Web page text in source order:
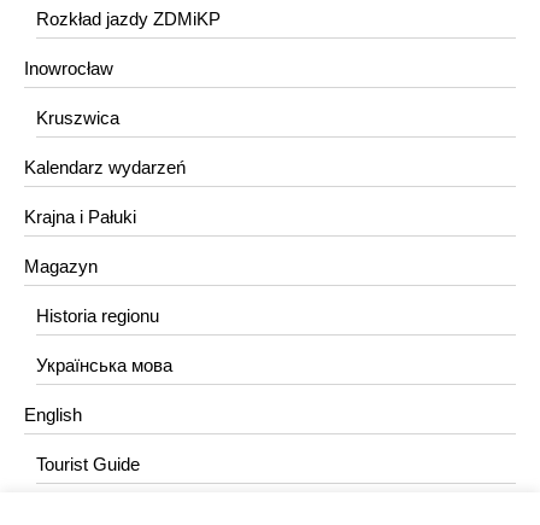
Rozkład jazdy ZDMiKP
Inowrocław
Kruszwica
Kalendarz wydarzeń
Krajna i Pałuki
Magazyn
Historia regionu
Українська мова
English
Tourist Guide